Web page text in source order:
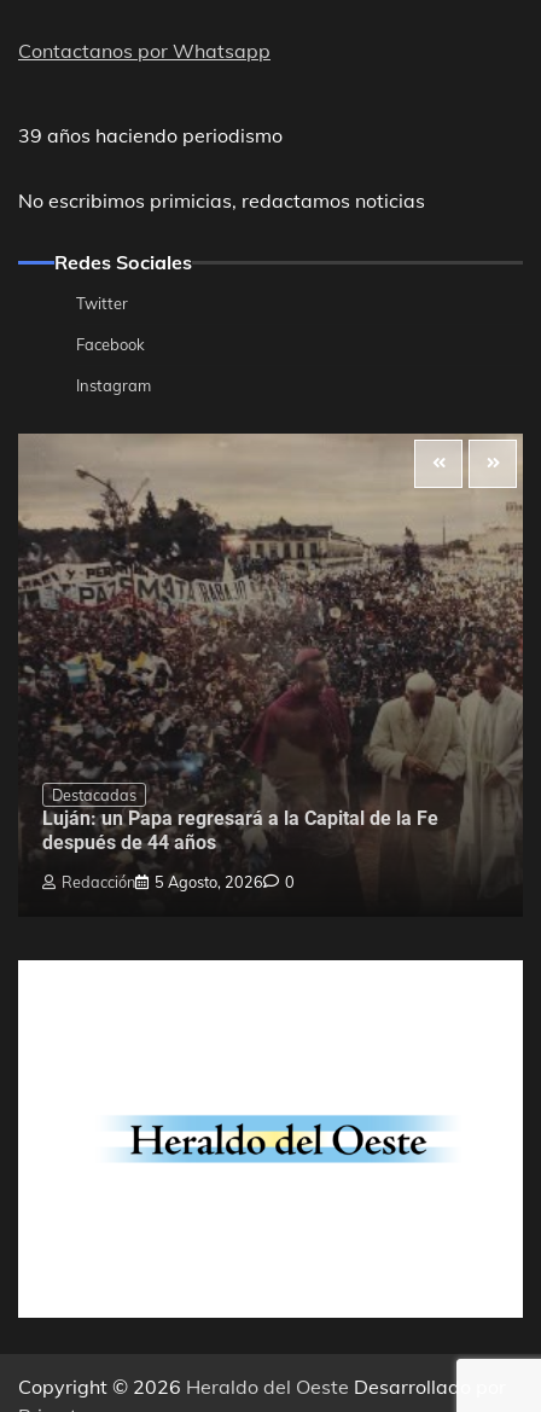
Contactanos por Whatsapp
39 años haciendo periodismo
No escribimos primicias, redactamos noticias
Redes Sociales
Twitter
Facebook
Instagram
Destacadas
Luján: un Papa regresará a la Capital de la Fe
después de 44 años
Redacción 5 Agosto, 2026 0
Copyright © 2026 Heraldo del Oeste Desarrollado por